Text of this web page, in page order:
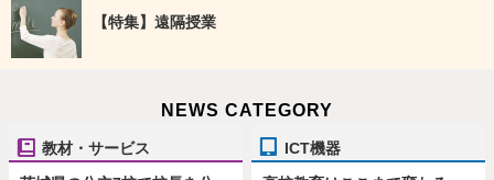
【特集】遠隔授業
NEWS CATEGORY
教材・サービス ICT機器